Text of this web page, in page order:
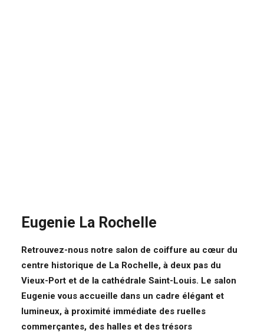
Eugenie La Rochelle
Retrouvez-nous notre salon de coiffure au cœur du
centre historique de La Rochelle, à deux pas du
Vieux-Port et de la cathédrale Saint-Louis. Le salon
Eugenie vous accueille dans un cadre élégant et
lumineux, à proximité immédiate des ruelles
commerçantes, des halles et des trésors